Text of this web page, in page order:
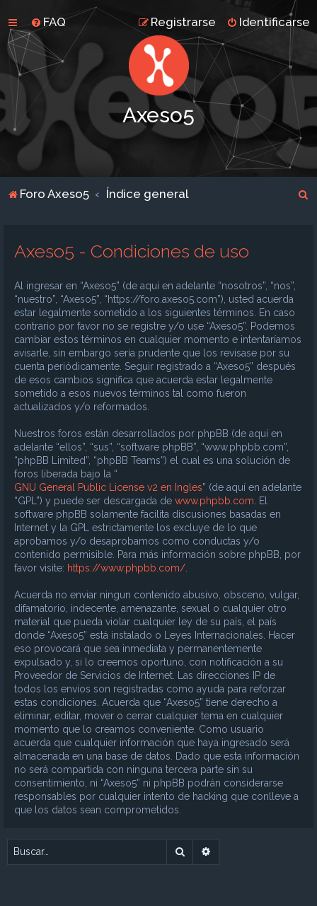
FAQ Identificarse
Registrarse
Axeso5
Foro Axeso5 Índice general
Axeso5 - Condiciones de uso
Al ingresar en “Axeso5” (de aquí en adelante “nosotros”, “nos”,
“nuestro”, “Axeso5”, “https://foro.axeso5.com”), usted acuerda
estar legalmente sometido a los siguientes términos. En caso
contrario por favor no se registre y/o use “Axeso5”. Podemos
cambiar estos términos en cualquier momento e intentaríamos
avisarle, sin embargo sería prudente que los revisase por su
cuenta periódicamente. Seguir registrado a “Axeso5” después
de esos cambios significa que acuerda estar legalmente
sometido a esos nuevos términos tal como fueron
actualizados y/o reformados.
Nuestros foros están desarrollados por phpBB (de aquí en
adelante “ellos”, “sus”, “software phpBB”, “www.phpbb.com”,
“phpBB Limited”, “phpBB Teams”) el cual es una solución de
foros liberada bajo la “
GNU General Public License v2 en Ingles” (de aquí en adelante
“GPL”) y puede ser descargada de www.phpbb.com . El
software phpBB solamente facilita discusiones basadas en
Internet y la GPL estrictamente los excluye de lo que
aprobamos y/o desaprobamos como conductas y/o
contenido permisible. Para más información sobre phpBB, por
favor visite: https://www.phpbb.com/
Acuerda no enviar ningun contenido abusivo, obsceno, vulgar,
difamatorio, indecente, amenazante, sexual o cualquier otro
material que pueda violar cualquier ley de su país, el país
donde “Axeso5” está instalado o Leyes Internacionales. Hacer
eso provocará que sea inmediata y permanentemente
expulsado y, si lo creemos oportuno, con notificación a su
Proveedor de Servicios de Internet. Las direcciones IP de
todos los envíos son registradas como ayuda para reforzar
estas condiciones. Acuerda que “Axeso5” tiene derecho a
eliminar, editar, mover o cerrar cualquier tema en cualquier
momento que lo creamos conveniente. Como usuario
acuerda que cualquier información que haya ingresado será
almacenada en una base de datos. Dado que esta información
no será compartida con ninguna tercera parte sin su
consentimiento, ni “Axeso5” ni phpBB podrán considerarse
responsables por cualquier intento de hacking que conlleve a
que los datos sean comprometidos.
Buscar